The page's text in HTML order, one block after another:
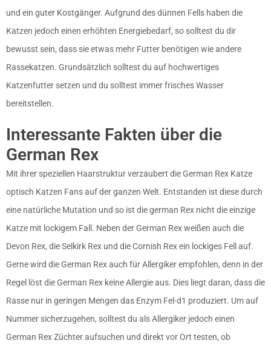
und ein guter Kostgänger. Aufgrund des dünnen Fells haben die
Katzen jedoch einen erhöhten Energiebedarf, so solltest du dir
bewusst sein, dass sie etwas mehr Futter benötigen wie andere
Rassekatzen. Grundsätzlich solltest du auf hochwertiges
Katzenfutter setzen und du solltest immer frisches Wasser
bereitstellen.
Interessante Fakten über die
German Rex
Mit ihrer speziellen Haarstruktur verzaubert die German Rex Katze
optisch Katzen Fans auf der ganzen Welt. Entstanden ist diese durch
eine natürliche Mutation und so ist die german Rex nicht die einzige
Katze mit lockigem Fall. Neben der German Rex weißen auch die
Devon Rex, die Selkirk Rex und die Cornish Rex ein lockiges Fell auf.
Gerne wird die German Rex auch für Allergiker empfohlen, denn in der
Regel löst die German Rex keine Allergie aus. Dies liegt daran, dass die
Rasse nur in geringen Mengen das Enzym Fel-d1 produziert. Um auf
Nummer sicherzugehen, solltest du als Allergiker jedoch einen
German Rex Züchter aufsuchen und direkt vor Ort testen, ob